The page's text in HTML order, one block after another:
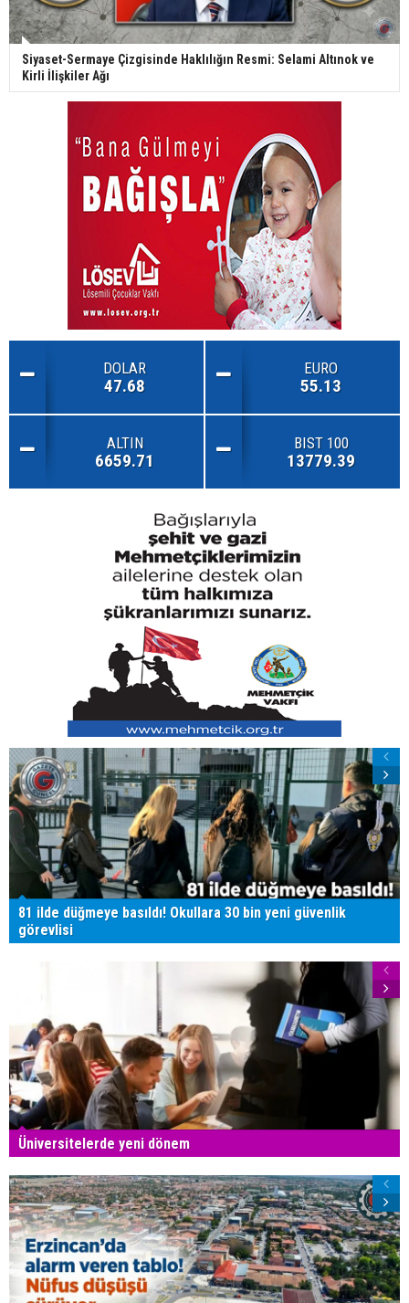
Siyaset-Sermaye Çizgisinde Haklılığın Resmi: Selami Altınok ve
Kirli İlişkiler Ağı
DOLAR
47.68
EURO
55.13
ALTIN
6659.71
BIST 100
13779.39
81 ilde düğmeye basıldı! Okullara 30 bin yeni güvenlik
görevlisi
Üniversitelerde yeni dönem